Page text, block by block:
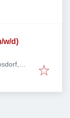
w/d)